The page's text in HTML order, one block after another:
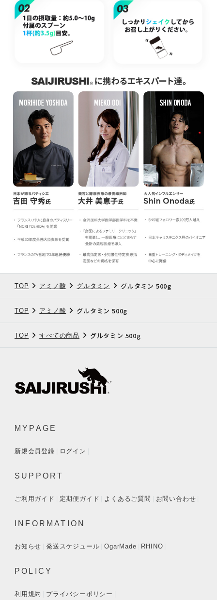
TOP アミノ酸 グルタミン グルタミン 500g
TOP アミノ酸 グルタミン 500g
TOP すべての商品 グルタミン 500g
MYPAGE
新規会員登録 ログイン
SUPPORT
ご利用ガイド 定期便ガイド よくあるご質問 お問い合わせ
INFORMATION
お知らせ 発送スケジュール OgarMade RHINO
POLICY
利用規約 プライバシーポリシー